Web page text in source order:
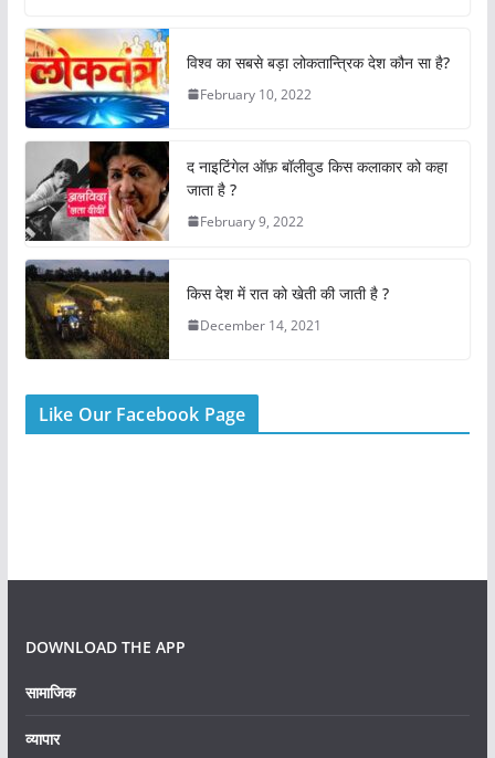
c
e
b
o
o
k
at
s
A
p
p
er e
st
l e
विश्व का सबसे बड़ा लोकतान्त्रिक देश कौन सा है?
February 10, 2022
द नाइटिंगेल ऑफ़ बॉलीवुड किस कलाकार को कहा
जाता है ?
February 9, 2022
किस देश में रात को खेती की जाती है ?
December 14, 2021
Like Our Facebook Page
DOWNLOAD THE APP
सामाजिक
व्यापार